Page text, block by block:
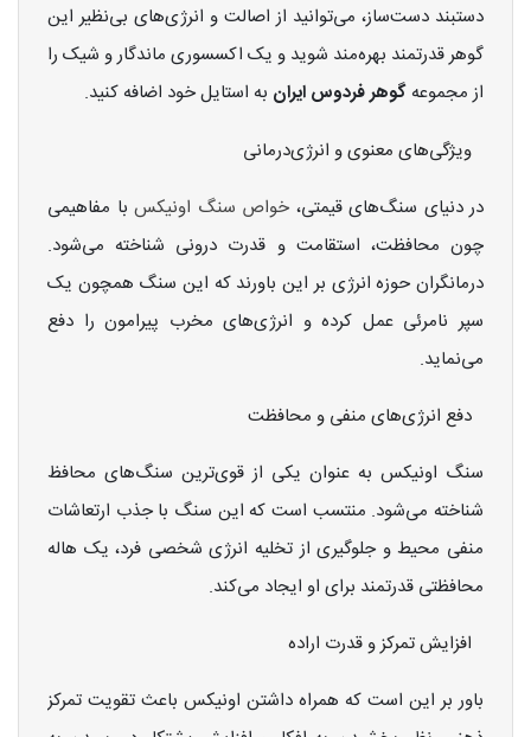
دستبند دست‌ساز، می‌توانید از اصالت و انرژی‌های بی‌نظیر این
گوهر قدرتمند بهره‌مند شوید و یک اکسسوری ماندگار و شیک را
از مجموعه گوهر فردوس ایران به استایل خود اضافه کنید.
ویژگی‌های معنوی و انرژی‌درمانی
در دنیای سنگ‌های قیمتی، خواص سنگ اونیکس با مفاهیمی
چون محافظت، استقامت و قدرت درونی شناخته می‌شود.
درمانگران حوزه انرژی بر این باورند که این سنگ همچون یک
سپر نامرئی عمل کرده و انرژی‌های مخرب پیرامون را دفع
می‌نماید.
دفع انرژی‌های منفی و محافظت
سنگ اونیکس به عنوان یکی از قوی‌ترین سنگ‌های محافظ
شناخته می‌شود. منتسب است که این سنگ با جذب ارتعاشات
منفی محیط و جلوگیری از تخلیه انرژی شخصی فرد، یک هاله
محافظتی قدرتمند برای او ایجاد می‌کند.
افزایش تمرکز و قدرت اراده
باور بر این است که همراه داشتن اونیکس باعث تقویت تمرکز